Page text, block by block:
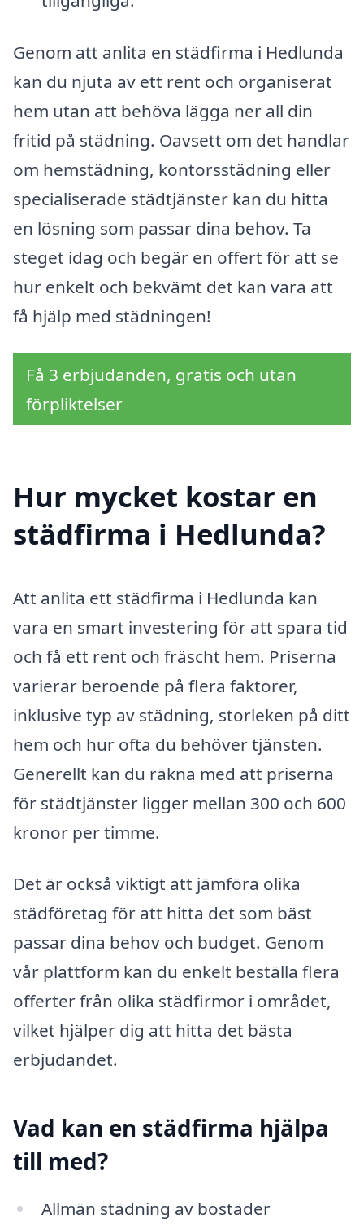
Genom att anlita en städfirma i Hedlunda
kan du njuta av ett rent och organiserat
hem utan att behöva lägga ner all din
fritid på städning. Oavsett om det handlar
om hemstädning, kontorsstädning eller
specialiserade städtjänster kan du hitta
en lösning som passar dina behov. Ta
steget idag och begär en offert för att se
hur enkelt och bekvämt det kan vara att
få hjälp med städningen!
Få 3 erbjudanden, gratis och utan
förpliktelser
Hur mycket kostar en
städfirma i Hedlunda?
Att anlita ett städfirma i Hedlunda kan
vara en smart investering för att spara tid
och få ett rent och fräscht hem. Priserna
varierar beroende på flera faktorer,
inklusive typ av städning, storleken på ditt
hem och hur ofta du behöver tjänsten.
Generellt kan du räkna med att priserna
för städtjänster ligger mellan 300 och 600
kronor per timme.
Det är också viktigt att jämföra olika
städföretag för att hitta det som bäst
passar dina behov och budget. Genom
vår plattform kan du enkelt beställa flera
offerter från olika städfirmor i området,
vilket hjälper dig att hitta det bästa
erbjudandet.
Vad kan en städfirma hjälpa
till med?
Allmän städning av bostäder